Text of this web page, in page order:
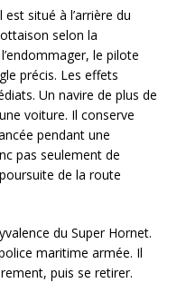
situé à l’arrière du
selon la
le pilote
précis. Les effets
Un navire de plus de
voiture. Il conserve
pendant une
pas seulement de
de la route
du Super Hornet.
maritime armée. Il
puis se retirer.